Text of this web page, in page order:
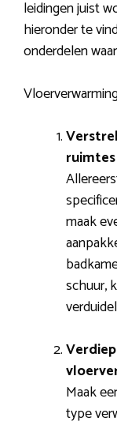
leidingen juist
hieronder te
onderdelen
ruimtes
maak
schuur,
Maak
type